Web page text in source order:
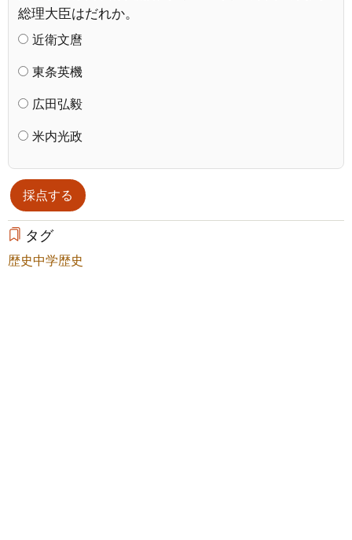
総理大臣はだれか。
近衛文麿
東条英機
広田弘毅
米内光政
タグ
歴史中学歴史